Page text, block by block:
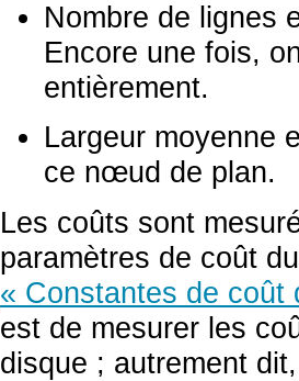
Nombre de lignes
Encore une fois,
entièrement.
Largeur moyenne
ce nœud de plan.
Les coûts sont
paramètres de coût
« Constantes de coût
est de mesurer les
disque ; autrement